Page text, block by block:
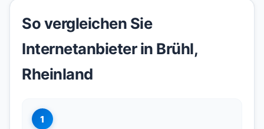
So vergleichen Sie
Internetanbieter in Brühl,
Rheinland
1